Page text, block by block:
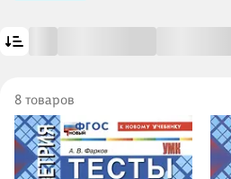
8 товаров